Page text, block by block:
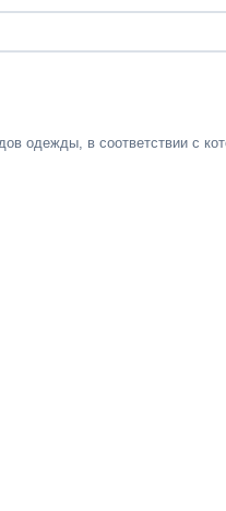
одежды, в соответствии с